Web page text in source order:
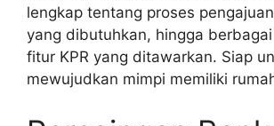
lengkap tentang proses
yang dibutuhkan, hingga
fitur KPR yang ditawarkan. Siap
mewujudkan mimpi memiliki